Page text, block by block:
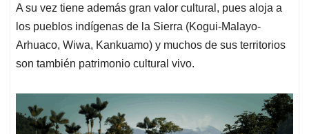
A su vez tiene además gran valor cultural, pues aloja a
los pueblos indígenas de la Sierra (Kogui-Malayo-
Arhuaco, Wiwa, Kankuamo) y muchos de sus territorios
son también patrimonio cultural vivo.